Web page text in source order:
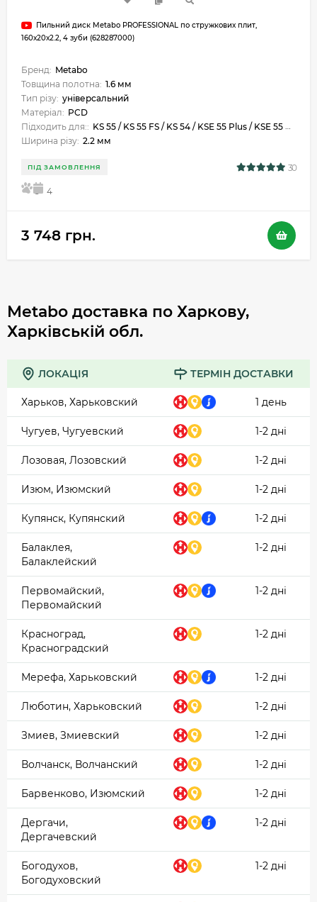
Пильний диск Metabo PROFESSIONAL по стружкових плит,
160х20х2.2, 4 зуби (628287000)
Бренд: Metabo
Товщина полотна: 1.6 мм
Тип різу: універсальний
Матеріал: PCD
Підходить для:: KS 55 / KS 55 FS / KS 54 / KSE 55 Plus / KSE 55 Vario Plus
Ширина різу: 2.2 мм
ПІД ЗАМОВЛЕННЯ 30
5 4
3 748 грн.
Metabo доставка по Харкову,
Харківській обл.
ЛОКАЦІЯ ТЕРМІН ДОСТАВКИ
Харьков, Харьковский 1 день
Чугуев, Чугуевский 1-2 дні
Лозовая, Лозовский 1-2 дні
Изюм, Изюмский 1-2 дні
Купянск, Купянский 1-2 дні
Балаклея,
Балаклейский
1-2 дні
Первомайский,
Первомайский
1-2 дні
Красноград,
Красноградский
1-2 дні
Мерефа, Харьковский 1-2 дні
Люботин, Харьковский 1-2 дні
Змиев, Змиевский 1-2 дні
Волчанск, Волчанский 1-2 дні
Барвенково, Изюмский 1-2 дні
Дергачи,
Дергачевский
1-2 дні
Богодухов,
Богодуховский
1-2 дні